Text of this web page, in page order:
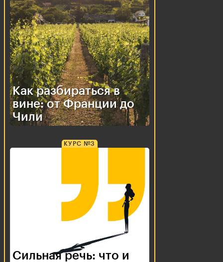
не обязательно читать всю книгу
сейчас
Как разбираться в
вине: от Франции до
Чили
КУРС №3
Сильная речь: что и